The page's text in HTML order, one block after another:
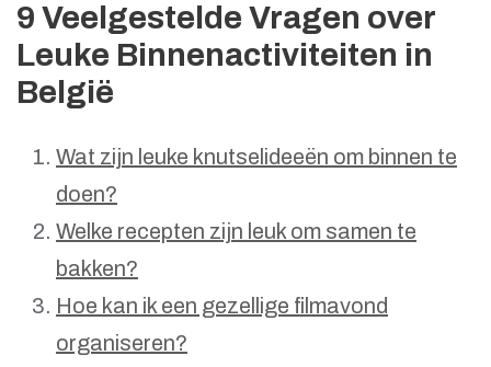
9 Veelgestelde Vragen over
Leuke Binnenactiviteiten in
België
Wat zijn leuke knutselideeën om binnen te
doen?
Welke recepten zijn leuk om samen te
bakken?
Hoe kan ik een gezellige filmavond
organiseren?